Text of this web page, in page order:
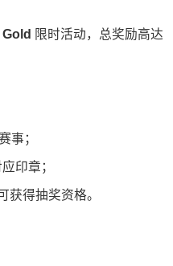
限时活动，总奖励高达
事；
印章；
获得抽奖资格。